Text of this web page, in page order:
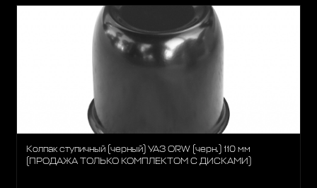
Колпак ступичный (черный) УАЗ ORW (черн.) 110 мм
(ПРОДАЖА ТОЛЬКО КОМПЛЕКТОМ С ДИСКАМИ)